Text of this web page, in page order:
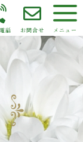
話 お問合せ メニュー